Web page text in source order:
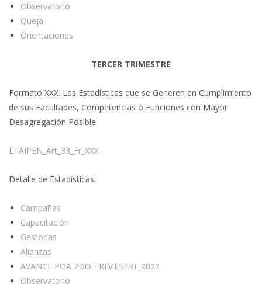
Observatorio
Queja
Orientaciones
TERCER TRIMESTRE
Formato XXX. Las Estadísticas que se Generen en Cumplimiento
de sus Facultades, Competencias o Funciones con Mayor
Desagregación Posible
LTAIPEN_Art_33_Fr_XXX
Detalle de Estadísticas:
Campañas
Capacitación
Gestorías
Alianzas
AVANCE POA 2DO TRIMESTRE 2022
Observatorio